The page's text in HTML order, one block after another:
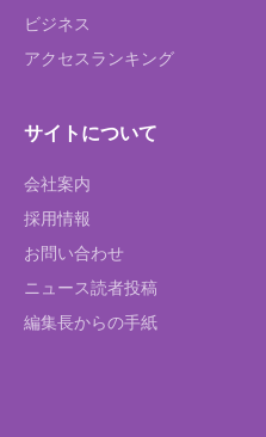
ビジネス
アクセスランキング
サイトについて
会社案内
採用情報
お問い合わせ
ニュース読者投稿
編集長からの手紙